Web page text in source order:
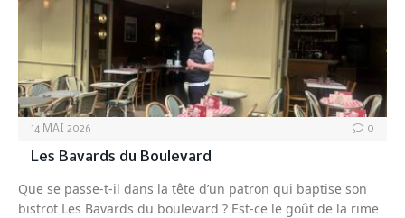
14 MAI 2026 0
Les Bavards du Boulevard
Que se passe-t-il dans la tête d’un patron qui baptise son
bistrot Les Bavards du boulevard ? Est-ce le goût de la rime